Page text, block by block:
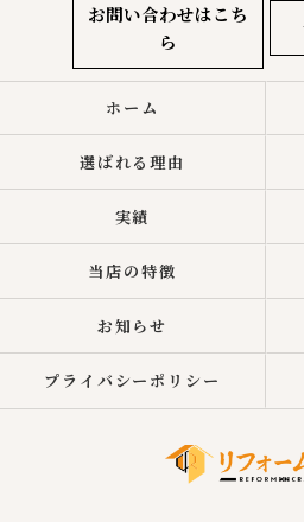
お問い合わせはこち
ら
ホーム
選ばれる理由
実績
当店の特徴
お知らせ
プライバシーポリシー